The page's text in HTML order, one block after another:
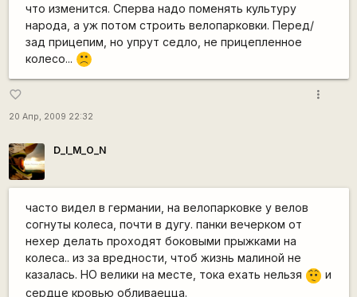
что изменится. Сперва надо поменять культуру
народа, а уж потом строить велопарковки. Перед/
зад прицепим, но упрут седло, не прицепленное
колесо...
:(
favorite_border
20 Апр, 2009 22:32
more_vert
D_I_M_O_N
часто видел в германии, на велопарковке у велов
согнуты колеса, почти в дугу. панки вечерком от
нехер делать проходят боковыми прыжками на
колеса.. из за вредности, чтоб жизнь малиной не
казалась. НО велики на месте, тока ехать нельзя :-/ и
сердце кровью обливаецца.